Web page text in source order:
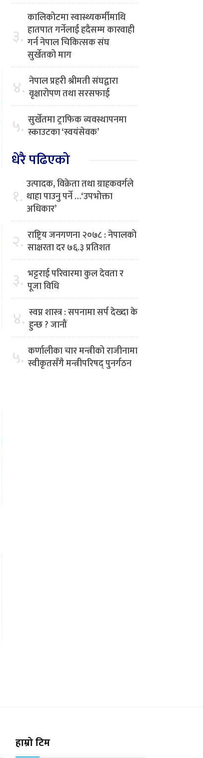
३.
कालिकोटमा स्वास्थ्यकर्मीमाथि
हातपात गर्नेलाई हदैसम्म कारवाही
गर्न नेपाल चिकित्सक संघ
सुर्खेतको माग
४. नेपाल प्रहरी श्रीमती संघद्वारा
वृक्षारोपण तथा सरसफाई
५. सुर्खेतमा ट्राफिक व्यवस्थापनमा
स्काउटका ‘स्वयंसेवक’
धेरै पढिएको
१. उत्पादक, विक्रेता तथा ग्राहकवर्गले
थाहा पाउनु पर्ने …‘उपभोक्ता
अधिकार’
२. राष्ट्रिय जनगणना २०७८ : नेपालको
साक्षरता दर ७६.३ प्रतिशत
३. भट्टराई परिवारमा कुल देवता र
पूजा विधि
४. स्वप्न शास्त्र : सपनामा सर्प देख्दा के
हुन्छ ? जानौं
५. कर्णालीका चार मन्त्रीको राजीनामा
स्वीकृतसँगै मन्त्रीपरिषद् पुनर्गठन
हाम्रो टिम